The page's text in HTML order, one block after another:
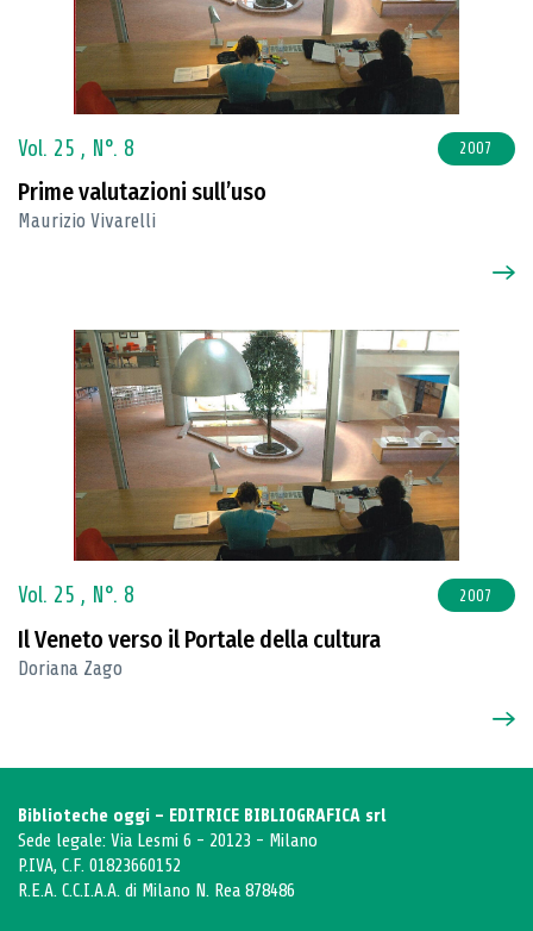
Vol. 25 , N°. 8 2007
Prime valutazioni sull’uso
Maurizio Vivarelli
Vol. 25 , N°. 8 2007
Il Veneto verso il Portale della cultura
Doriana Zago
Biblioteche oggi - EDITRICE BIBLIOGRAFICA srl
Sede legale: Via Lesmi 6 - 20123 - Milano
P.IVA, C.F. 01823660152
R.E.A. C.C.I.A.A. di Milano N. Rea 878486